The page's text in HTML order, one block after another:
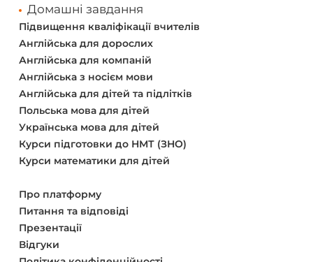
Домашні завдання
Підвищення кваліфікації вчителів
Англійська для дорослих
Англійська для компаній
Англійська з носієм мови
Англійська для дітей та підлітків
Польська мова для дітей
Українська мова для дітей
Курси підготовки до НМТ (ЗНО)
Курси математики для дітей
Про платформу
Питання та відповіді
Презентації
Відгуки